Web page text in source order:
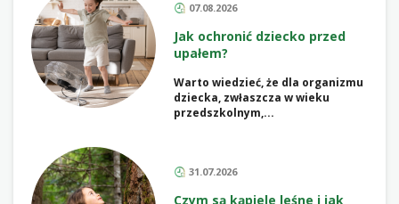
07.08.2026
Jak ochronić dziecko przed
upałem?
Warto wiedzieć, że dla organizmu
dziecka, zwłaszcza w wieku
przedszkolnym,...
31.07.2026
Czym są kąpiele leśne i jak